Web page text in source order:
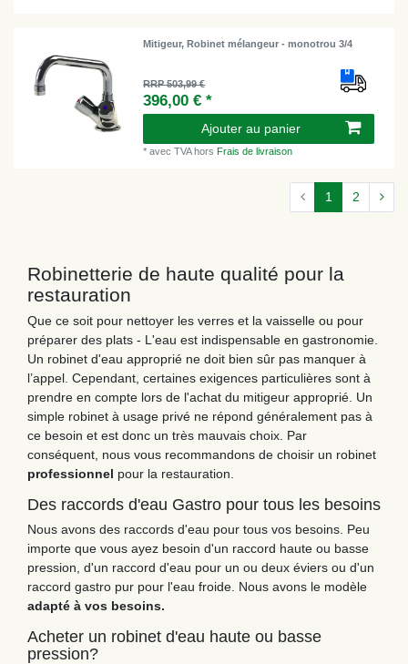
Mitigeur, Robinet mélangeur - monotrou 3/4
RRP 503,99 €
396,00 € *
Ajouter au panier
*avec TVAhorsFrais de livraison
1 2
Robinetterie de haute qualité pour la
restauration
Que ce soit pour nettoyer les verres et la vaisselle ou pour
préparer des plats - L'eau est indispensable en gastronomie.
Un robinet d'eau approprié ne doit bien sûr pas manquer à
l’appel. Cependant, certaines exigences particulières sont à
prendre en compte lors de l'achat du mitigeur approprié. Un
simple robinet à usage privé ne répond généralement pas à
ce besoin et est donc un très mauvais choix. Par
conséquent, nous vous recommandons de choisir un robinet
professionnel pour la restauration.
Des raccords d'eau Gastro pour tous les besoins
Nous avons des raccords d'eau pour tous vos besoins. Peu
importe que vous ayez besoin d'un raccord haute ou basse
pression, d'un raccord d'eau pour un ou deux éviers ou d'un
raccord gastro pur pour l'eau froide. Nous avons le modèle
adapté à vos besoins.
Acheter un robinet d'eau haute ou basse
pression?